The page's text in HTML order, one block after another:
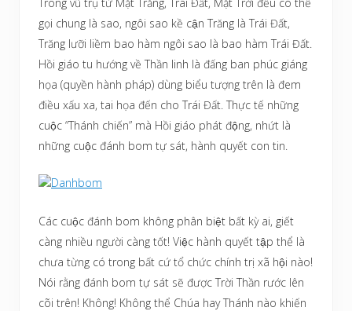
gọi chung là sao, ngôi sao kề cận Trăng là Trái Đất,
Trăng lưỡi liềm bao hàm ngôi sao là bao hàm Trái Đất.
Hồi giáo tu hướng về Thần linh là đấng ban phúc giáng
họa (quyền hành pháp) dùng biểu tượng trên là đem
điều xấu xa, tai họa đến cho Trái Đất. Thực tế những
cuộc “Thánh chiến” mà Hồi giáo phát động, nhứt là
những cuộc đánh bom tự sát, hành quyết con tin.
Các cuộc đánh bom không phân biệt bất kỳ ai, giết
càng nhiều người càng tốt! Việc hành quyết tập thể là
chưa từng có trong bất cứ tổ chức chính trị xã hội nào!
Nói rằng đánh bom tự sát sẽ được Trời Thần rước lên
cõi trên! Không! Không thể Chúa hay Thánh nào khiến